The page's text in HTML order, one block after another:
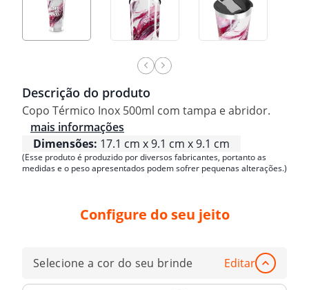
Descrição do produto
Copo Térmico Inox 500ml com tampa e abridor.
mais informações
Dimensões: 17.1 cm x 9.1 cm x 9.1 cm
(Esse produto é produzido por diversos fabricantes, portanto as
medidas e o peso apresentados podem sofrer pequenas alterações.)
Configure do seu jeito
Selecione a cor do seu brinde Editar